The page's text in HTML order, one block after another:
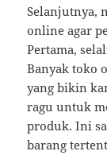
Selanjutnya,
online agar
Pertama,
Banyak toko
yang bikin
ragu untuk
produk. Ini
barang